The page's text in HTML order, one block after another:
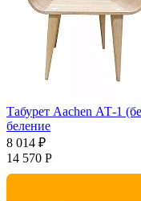
Табурет Aachen АТ-1
беление
8 014 ₽
14 570 Р